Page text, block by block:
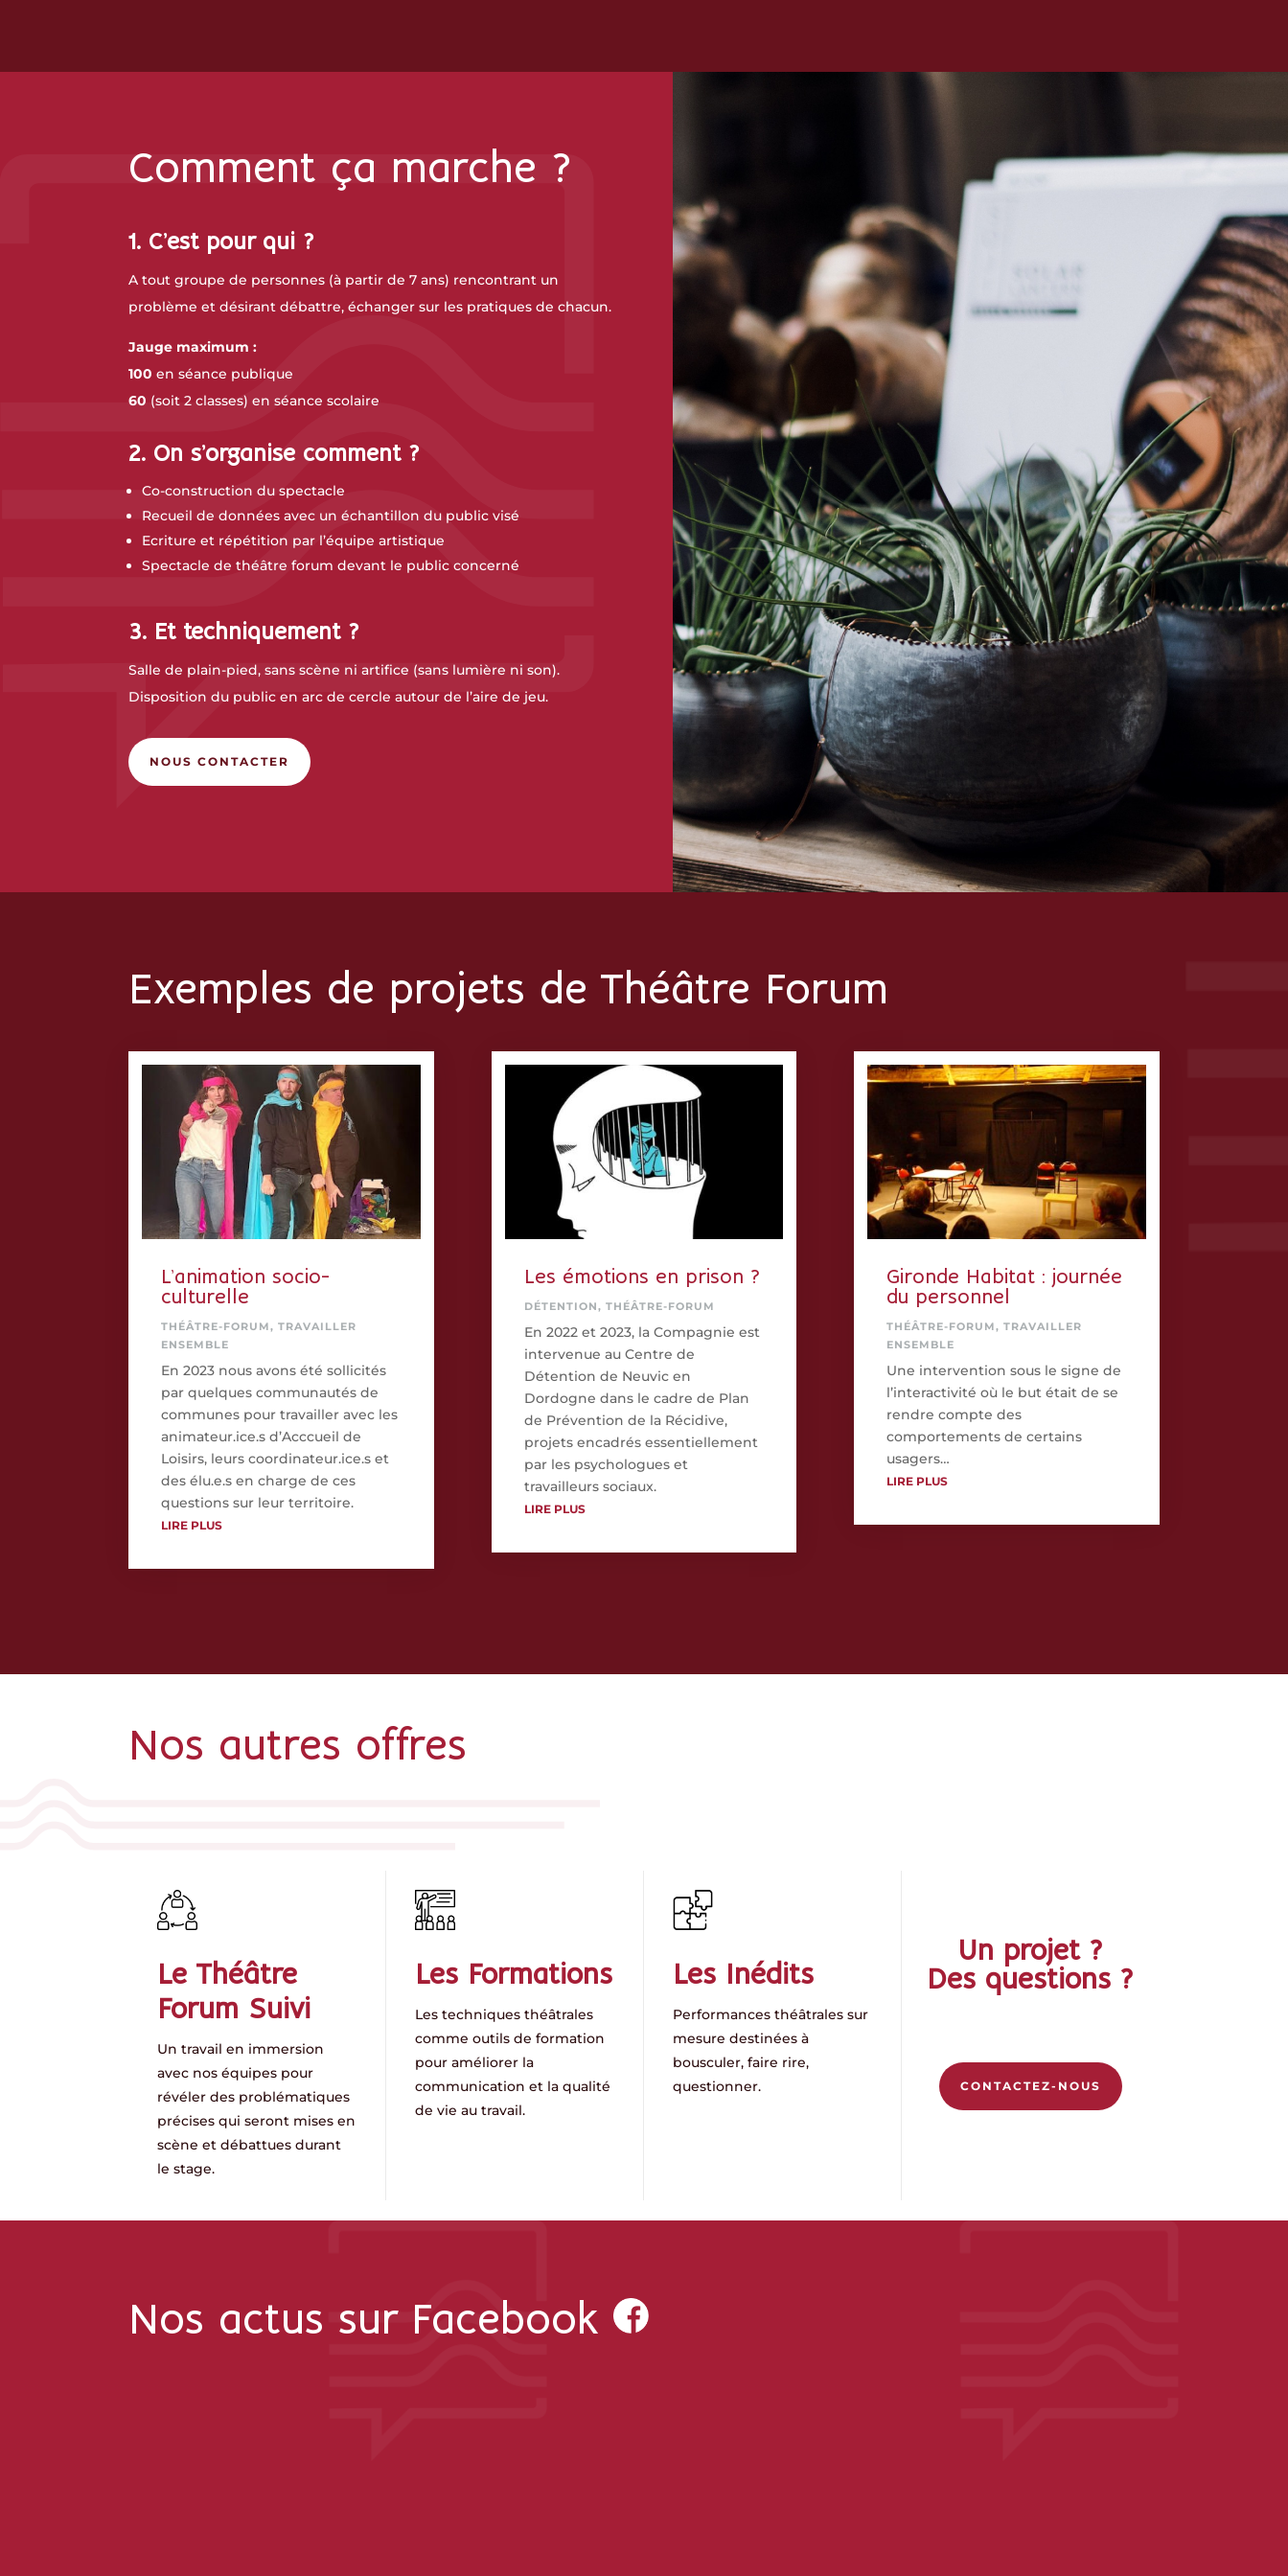
Comment ça marche ?
1. C’est pour qui ?
A tout groupe de personnes (à partir de 7 ans) rencontrant un
problème et désirant débattre, échanger sur les pratiques de chacun.
Jauge maximum :
100 en séance publique
60 (soit 2 classes) en séance scolaire
2. On s’organise comment ?
Co-construction du spectacle
Recueil de données avec un échantillon du public visé
Ecriture et répétition par l’équipe artistique
Spectacle de théâtre forum devant le public concerné
3. Et techniquement ?
Salle de plain-pied, sans scène ni artifice (sans lumière ni son).
Disposition du public en arc de cercle autour de l’aire de jeu.
NOUS CONTACTER
Exemples de projets de Théâtre Forum
L’animation socio-
culturelle
THÉÂTRE-FORUM,TRAVAILLER
ENSEMBLE
En 2023 nous avons été sollicités
par quelques communautés de
communes pour travailler avec les
animateur.ice.s d’Acccueil de
Loisirs, leurs coordinateur.ice.s et
des élu.e.s en charge de ces
questions sur leur territoire.
LIRE PLUS
Les émotions en prison ?
DÉTENTION, THÉÂTRE-FORUM
En 2022 et 2023, la Compagnie est
intervenue au Centre de
Détention de Neuvic en
Dordogne dans le cadre de Plan
de Prévention de la Récidive,
projets encadrés essentiellement
par les psychologues et
travailleurs sociaux.
LIRE PLUS
Gironde Habitat : journée
du personnel
THÉÂTRE-FORUM, TRAVAILLER
ENSEMBLE
Une intervention sous le signe de
l’interactivité où le but était de se
rendre compte des
comportements de certains
usagers…
LIRE PLUS
Nos autres offres
Le Théâtre
Forum Suivi
Un travail en immersion
avec nos équipes pour
révéler des problématiques
précises qui seront mises en
scène et débattues durant
le stage.
Les Formations
Les techniques théâtrales
comme outils de formation
pour améliorer la
communication et la qualité
de vie au travail.
Les Inédits
Performances théâtrales sur
mesure destinées à
bousculer, faire rire,
questionner.
Un projet ?
Des questions ?
CONTACTEZ-NOUS
Nos actus sur Facebook